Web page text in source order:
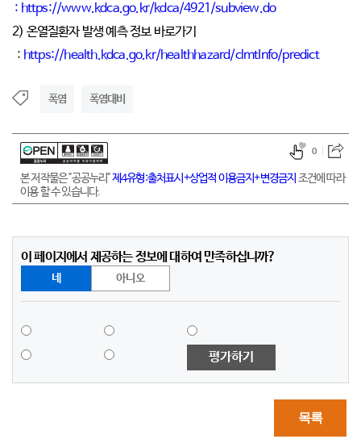
: https://www.kdca.go.kr/kdca/4921/subview.do
2) 온열질환자 발생 예측 정보 바로가기
: https://health.kdca.go.kr/healthhazard/clmtInfo/predict
폭염 폭염대비
본 저작물은 "공공누리"제4유형:출처표시+상업적 이용금지+변경금지 조건에 따라
이용 할 수 있습니다.
0
이 페이지에서 제공하는 정보에 대하여 만족하십니까?
네 아니오
평가하기
목록